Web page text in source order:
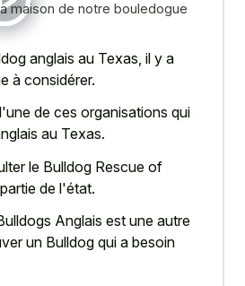
maison de notre bouledogue
anglais au Texas, il y a
à considérer.
de ces organisations qui
au Texas.
le Bulldog Rescue of
de l'état.
Anglais est une autre
un Bulldog qui a besoin